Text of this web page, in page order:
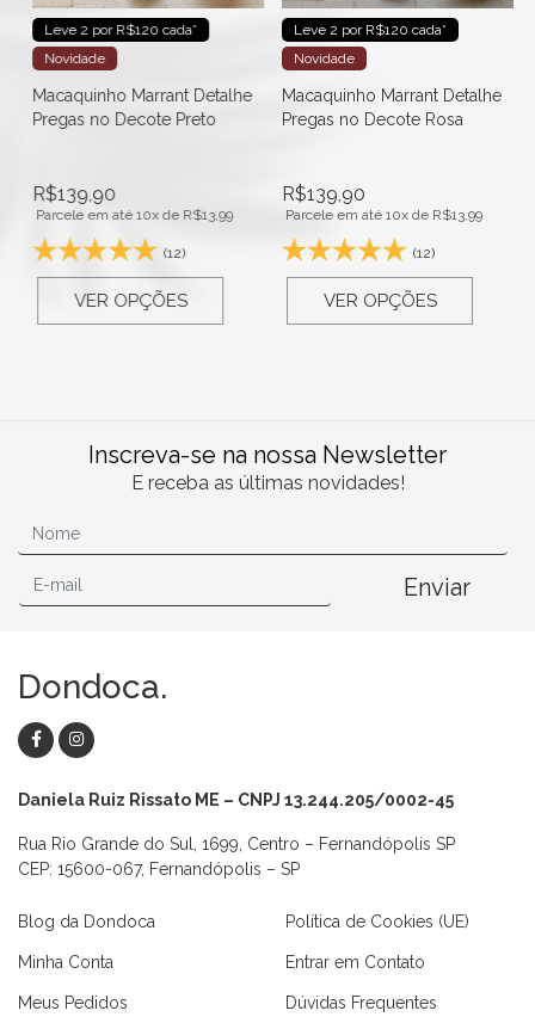
Leve 2 por R$120 cada*
Novidade
Macaquinho Marrant Detalhe
Pregas no Decote Preto
R$139,90
Parcele em até 10x de R$13,99
(12)
VER OPÇÕES
Leve 2 por R$120 cada*
Novidade
Macaquinho Marrant Detalhe
Pregas no Decote Rosa
R$139,90
Parcele em até 10x de R$13,99
(12)
VER OPÇÕES
Inscreva-se na nossa Newsletter
E receba as últimas novidades!
Enviar
Dondoca.
Daniela Ruiz Rissato ME – CNPJ 13.244.205/0002-45
Rua Rio Grande do Sul, 1699, Centro – Fernandópolis SP
CEP: 15600-067, Fernandópolis – SP
Blog da Dondoca
Minha Conta
Meus Pedidos
Política de Cookies (UE)
Entrar em Contato
Dúvidas Frequentes